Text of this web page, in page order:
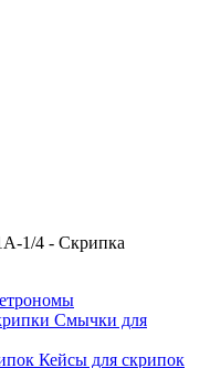
1/4 - Скрипка
Смычки для
Кейсы для скрипок